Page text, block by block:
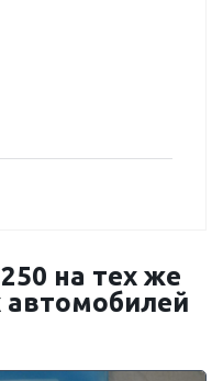
на тех же
автомобилей